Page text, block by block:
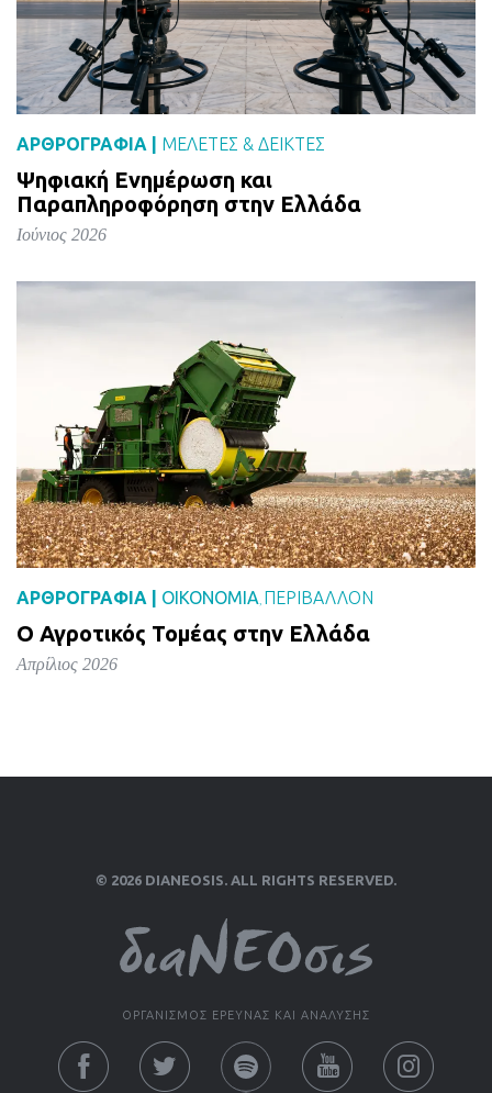
ΑΡΘΡΟΓΡΑΦΙΑ | ΜΕΛΈΤΕΣ & ΔΕΙΚΤΕΣ
Ψηφιακή Ενημέρωση και
Παραπληροφόρηση στην Ελλάδα
Ιούνιος 2026
ΑΡΘΡΟΓΡΑΦΙΑ | ΟΙΚΟΝΟΜΙΑ ΠΕΡΙΒΑΛΛΟΝ
Ο Αγροτικός Τομέας στην Ελλάδα
Απρίλιος 2026
© 2026 DIANEOSIS. ALL RIGHTS RESERVED.
ΟΡΓΑΝΙΣΜΟΣ ΕΡΕΥΝΑΣ ΚΑΙ ΑΝΑΛΥΣΗΣ